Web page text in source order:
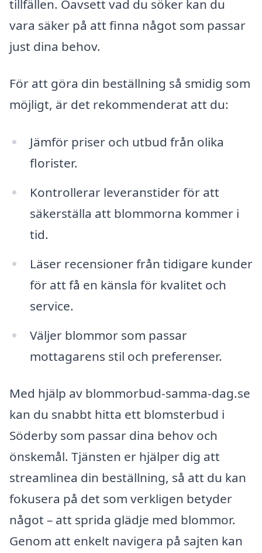
tillfällen. Oavsett vad du söker kan du
vara säker på att finna något som passar
just dina behov.
För att göra din beställning så smidig som
möjligt, är det rekommenderat att du:
Jämför priser och utbud från olika
florister.
Kontrollerar leveranstider för att
säkerställa att blommorna kommer i
tid.
Läser recensioner från tidigare kunder
för att få en känsla för kvalitet och
service.
Väljer blommor som passar
mottagarens stil och preferenser.
Med hjälp av blommorbud-samma-dag.se
kan du snabbt hitta ett blomsterbud i
Söderby som passar dina behov och
önskemål. Tjänsten er hjälper dig att
streamlinea din beställning, så att du kan
fokusera på det som verkligen betyder
något – att sprida glädje med blommor.
Genom att enkelt navigera på sajten kan